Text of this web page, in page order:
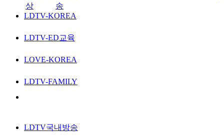
LDTV-KOREA
LDTV-ED교육
LOVE-KOREA
LDTV-FAMILY
상
송
LDTV국내방송